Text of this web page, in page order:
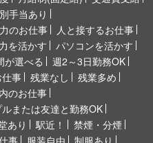
手当あり
のお仕事
人と接するお仕事
を活かす
パソコンを活かす
が選べる
週2～3日勤務OK
事 残業なし
残業多め
のお仕事
または友達と勤務OK
あり 駅近！
禁煙・分煙